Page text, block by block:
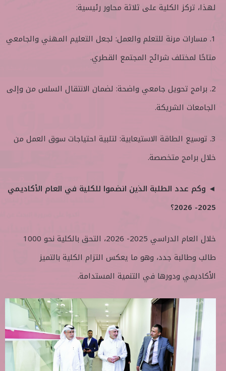
لهذا، تركز الكلية على ثلاثة محاور رئيسية:
1. مسارات مرنة للتعلم والعمل: لجعل التعليم المهني والجامعي
متاحًا لمختلف شرائح المجتمع القطري.
2. برامج تحويل جامعي واضحة: لضمان الانتقال السلس من وإلى
الجامعات الشريكة.
3. توسيع الطاقة الاستيعابية: لتلبية احتياجات سوق العمل من
خلال برامج متخصصة.
◄ وكم عدد الطلبة الذين انضموا للكلية في العام الأكاديمي
2025- 2026؟
خلال العام الدراسي 2025- 2026، التحق بالكلية نحو 1000
طالب وطالبة جدد، وهو ما يعكس التزام الكلية بالتميز
الأكاديمي ودورها في التنمية المستدامة.